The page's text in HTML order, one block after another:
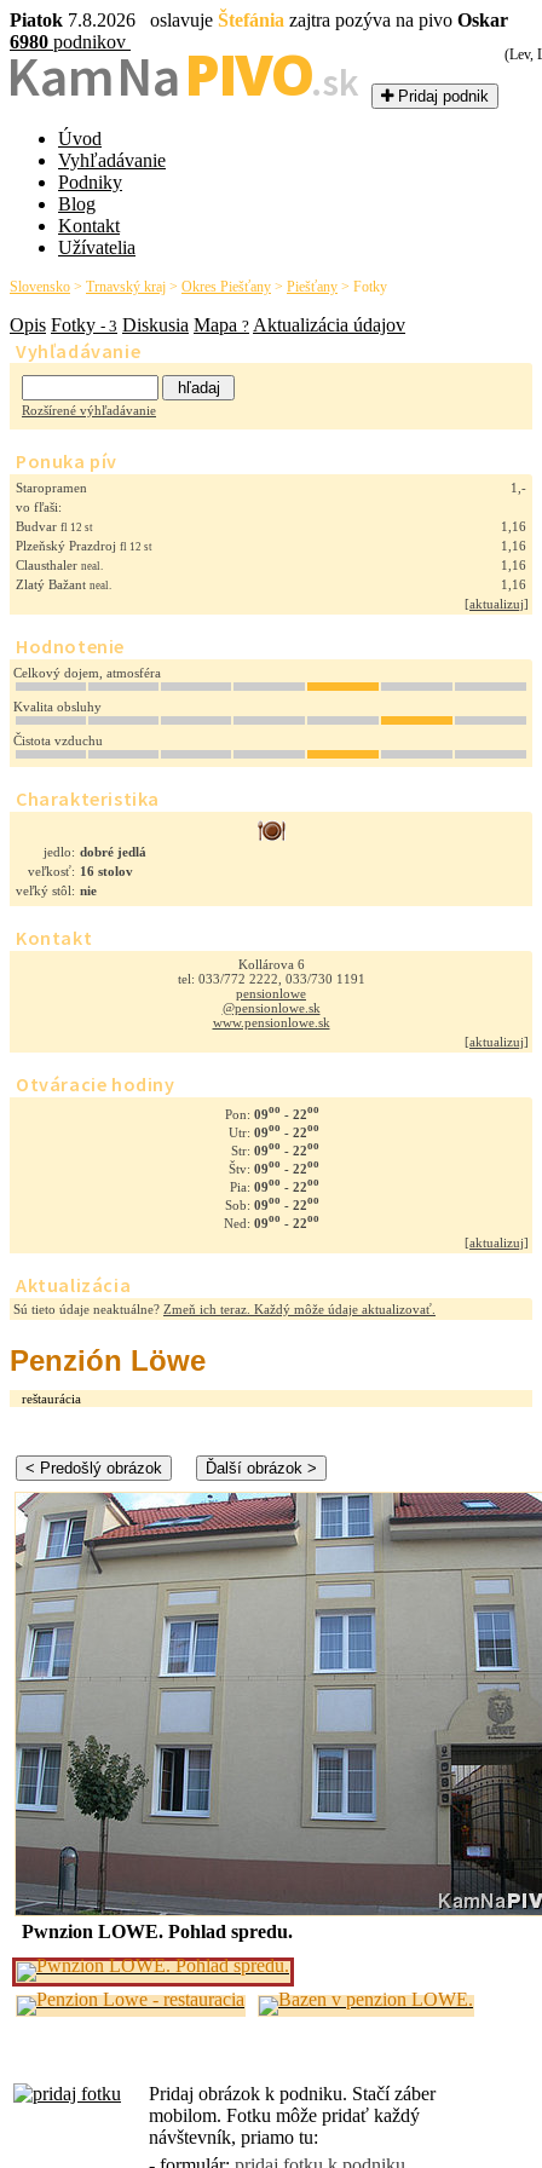
Piatok 7.8.2026 oslavuje Štefánia zajtra pozýva na pivo Oskar
6980 podnikov
Kam NaPIVO.sk Pridaj podnik
Úvod
Vyhľadávanie
Podniky
Blog
Kontakt
Užívatelia
Slovensko > Trnavský kraj > Okres Piešťany > Piešťany > Fotky
Opis Fotky - 3 Diskusia Mapa ? Aktualizácia údajov
Vyhľadávanie
Rozšírené výhľadávanie
Ponuka pív
Staropramen
1,-
vo fľaši:
Budvar fl 12 st
1,16
Plzeňský Prazdroj fl 12 st
1,16
Clausthaler neal.
1,16
Zlatý Bažant neal.
1,16
[aktualizuj]
Hodnotenie
Celkový dojem, atmosféra
Kvalita obsluhy
Čistota vzduchu
Charakteristika
jedlo: dobré jedlá
veľkosť: 16 stolov
veľký stôl: nie
Kontakt
Kollárova 6
tel: 033/772 2222, 033/730 1191
pensionlowe
@pensionlowe.sk
www.pensionlowe.sk
[aktualizuj]
Otváracie hodiny
Pon: 09oo- 22oo
Utr: 09oo- 22oo
Str: 09oo- 22oo
Štv: 09oo- 22oo
Pia: 09oo- 22oo
Sob: 09oo- 22oo
Ned: 09oo- 22oo
[aktualizuj]
Aktualizácia
Sú tieto údaje neaktuálne? Zmeň ich teraz. Každý môže údaje aktualizovať.
Penzión Löwe
reštaurácia
(Lev,
Pwnzion LOWE. Pohlad spredu.
Pridaj obrázok k podniku. Stačí záber
mobilom. Fotku môže pridať každý
návštevník, priamo tu: